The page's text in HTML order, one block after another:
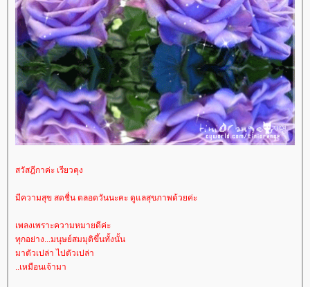
สวัสฎีกาค่ะ เรียวคุง
มีความสุข สดชื่น ตลอดวันนะคะ ดูแลสุขภาพด้วยค่ะ
เพลงเพราะความหมายดีค่ะ
ทุกอย่าง...มนุษย์สมมุติขึ้นทั้งนั้น
มาตัวเปล่า ไปตัวเปล่า
..เหมือนเจ้ามา